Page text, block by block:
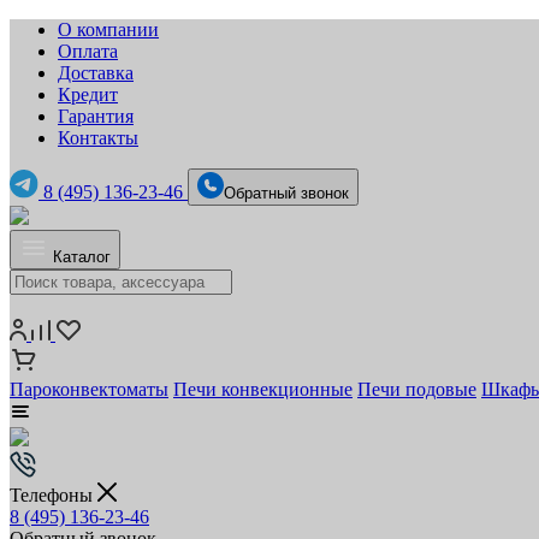
О компании
Оплата
Доставка
Кредит
Гарантия
Контакты
8 (495) 136-23-46 Обратный звонок
Каталог
Пароконвектоматы Печи конвекционные Печи подовые Шкафы
Телефоны
8 (495) 136-23-46